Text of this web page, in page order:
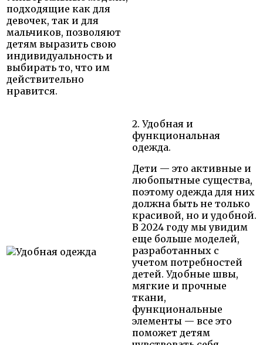
подходящие как для
девочек, так и для
мальчиков, позволяют
детям выразить свою
индивидуальность и
выбирать то, что им
действительно
нравится.
2. Удобная и
функциональная
одежда.
Дети — это активные и
любопытные существа,
поэтому одежда для них
должна быть не только
красивой, но и удобной.
В 2024 году мы увидим
еще больше моделей,
разработанных с
учетом потребностей
детей. Удобные швы,
мягкие и прочные
ткани,
функциональные
элементы — все это
поможет детям